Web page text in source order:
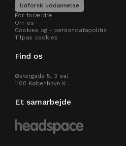
Udforsk uddannelse
For forældre
Om os
Cookies og - persondatapolitik
Tilpas cookies
Find os
Østergade 5, 3 sal
1100 København K
Et samarbejde